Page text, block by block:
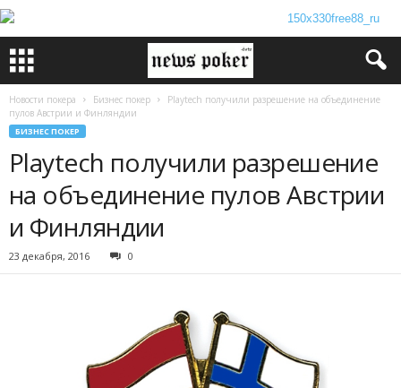
Новости покера Бизнес покер
Playtech получили разрешение на объединение
пулов Австрии и Финляндии
БИЗНЕС ПОКЕР
Playtech получили разрешение
на объединение пулов Австрии
и Финляндии
23 декабря, 2016 0